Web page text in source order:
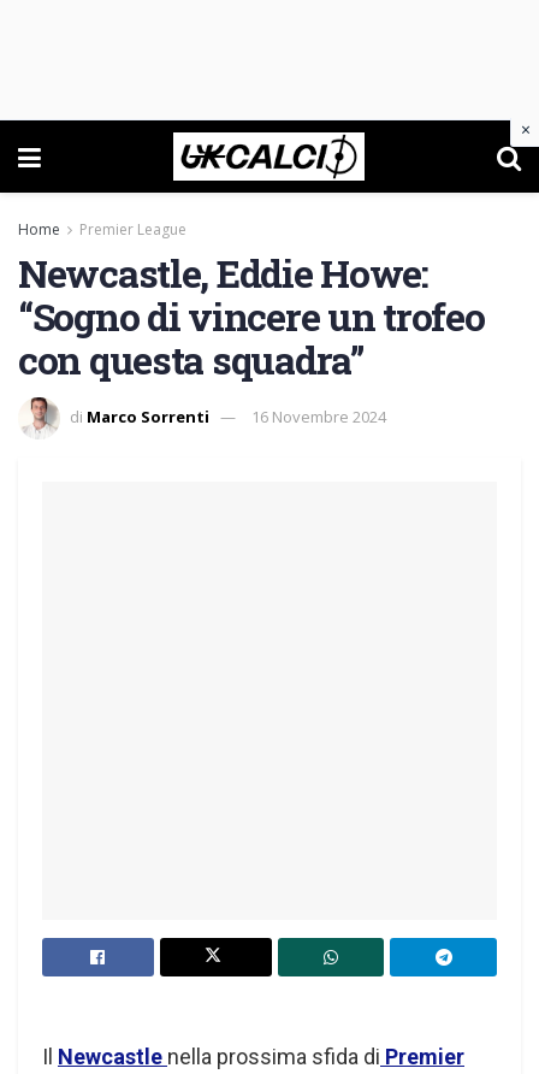
Home Premier League
Newcastle, Eddie Howe:
“Sogno di vincere un trofeo
con questa squadra”
di Marco Sorrenti 16 Novembre 2024
Il Newcastle nella prossima sfida di Premier
×